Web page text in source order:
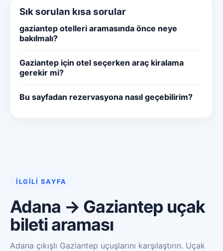
Sık sorulan kısa sorular
gaziantep otelleri aramasında önce neye
bakılmalı?
Gaziantep için otel seçerken araç kiralama
gerekir mi?
Bu sayfadan rezervasyona nasıl geçebilirim?
İLGILI SAYFA
Adana → Gaziantep uçak
bileti araması
Adana çıkışlı Gaziantep uçuşlarını karşılaştırın. Uçak